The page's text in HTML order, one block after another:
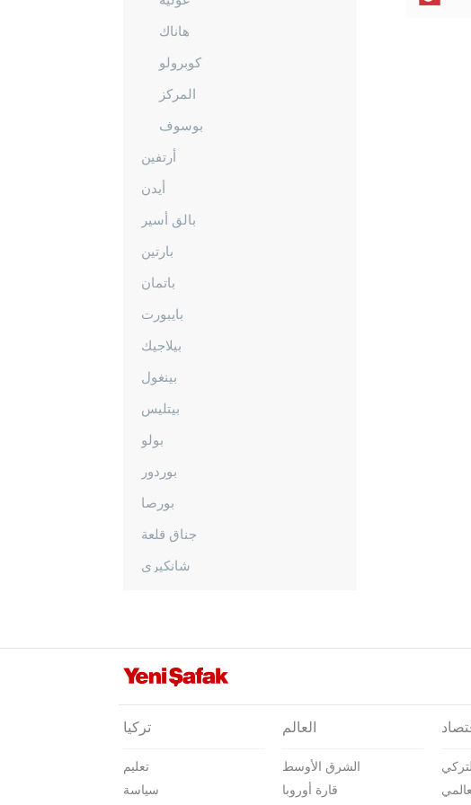
هاناك
كوبرولو
المركز
بوسوف
أرتفين
أيدن
بالق أسير
بارتين
باتمان
بايبورت
بيلاجيك
بينغول
بيتليس
بولو
بوردور
بورصا
جناق قلعة
شانكيري
أدرنة
إيرزينجان
تركيا
تعليم
سياسة
العالم
الشرق الأوسط
قارة أوروبا